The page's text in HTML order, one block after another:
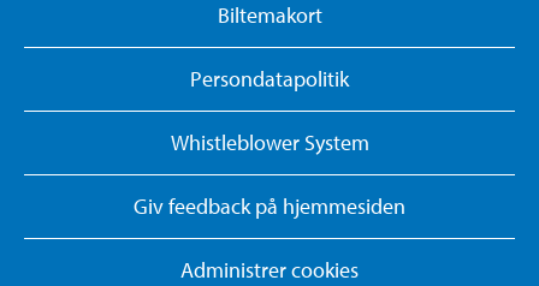
Biltemakort
Persondatapolitik
Whistleblower System
Giv feedback på hjemmesiden
Administrer cookies